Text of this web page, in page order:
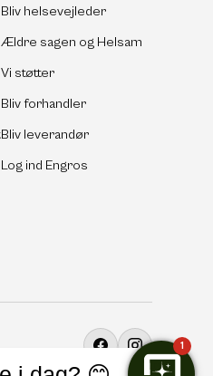
Bliv helsevejleder
Ældre sagen og Helsam
Vi støtter
Bliv forhandler
Bliv leverandør
Log ind Engros
FacebookInstagram
1